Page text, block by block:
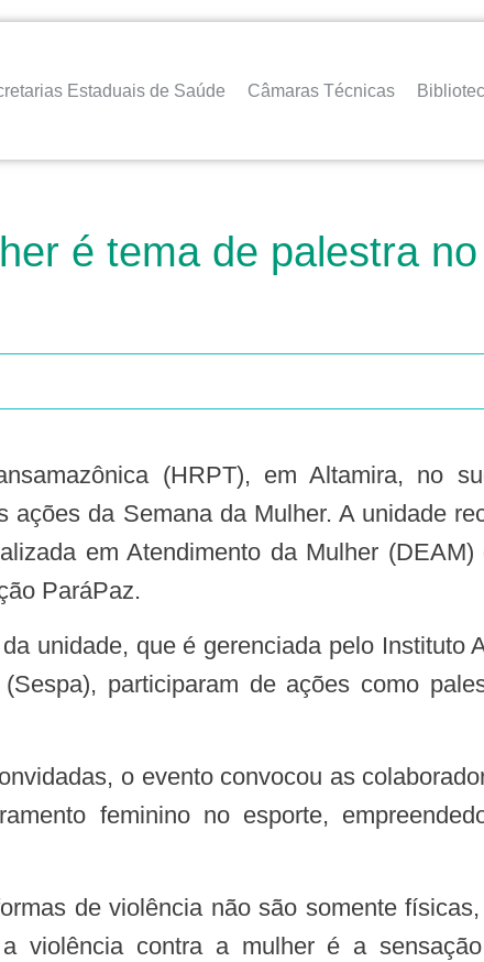
Estaduais de Saúde Câmaras Técnicas
é tema de palestra
ações da Semana da Mulher. A unidade
em Atendimento da Mulher
ParáPaz.
participaram de ações como
feminino no esporte,
violência contra a mulher é a